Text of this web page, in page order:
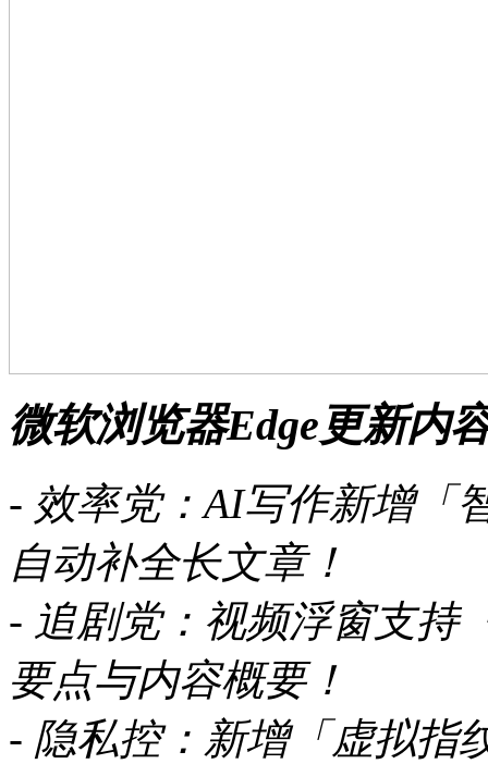
微软浏览器Edge更新内
- 效率党：AI写作新增「
自动补全长文章！
- 追剧党：视频浮窗支持
要点与内容概要！
- 隐私控：新增「虚拟指